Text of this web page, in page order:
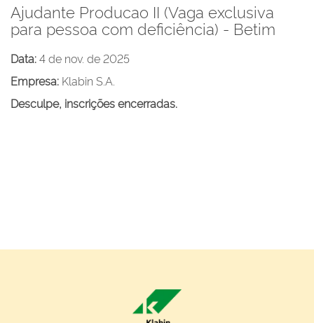
Ajudante Producao II (Vaga exclusiva
para pessoa com deficiência) - Betim
Data:4 de nov. de 2025
Empresa: Klabin S.A.
Desculpe, inscrições encerradas.